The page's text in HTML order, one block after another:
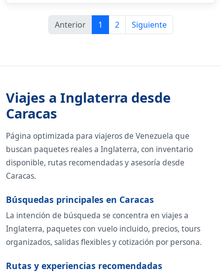
Anterior 1 2 Siguiente
Viajes a Inglaterra desde
Caracas
Página optimizada para viajeros de Venezuela que
buscan paquetes reales a Inglaterra, con inventario
disponible, rutas recomendadas y asesoría desde
Caracas.
Búsquedas principales en Caracas
La intención de búsqueda se concentra en viajes a
Inglaterra, paquetes con vuelo incluido, precios, tours
organizados, salidas flexibles y cotización por persona.
Rutas y experiencias recomendadas